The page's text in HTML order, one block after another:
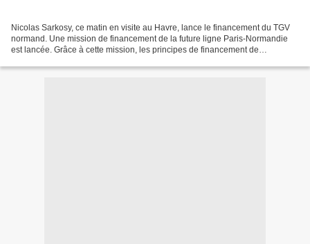
Nicolas Sarkosy, ce matin en visite au Havre, lance le financement du TGV
normand. Une mission de financement de la future ligne Paris-Normandie
est lancée. Grâce à cette mission, les principes de financement de